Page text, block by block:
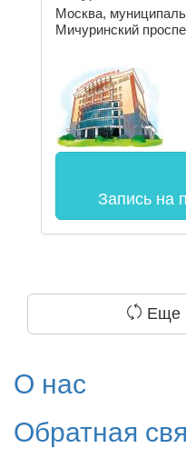
Москва,
Мичуринский
Запись на
Еще
О нас
Обратная